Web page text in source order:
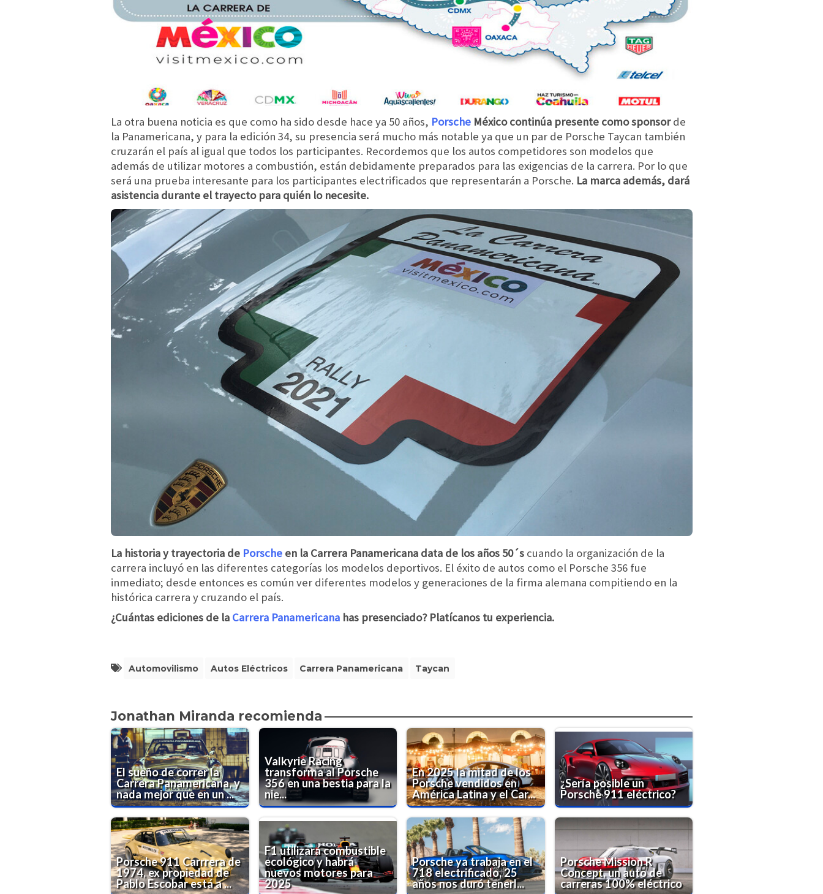
La otra buena noticia es que como ha sido desde hace ya 50 años, Porsche México continúa presente como sponsorde
la Panamericana, y para la edición 34, su presencia será mucho más notable ya que un par de Porsche Taycan también
cruzarán el país al igual que todos los participantes. Recordemos que los autos competidores son modelos que
además de utilizar motores a combustión, están debidamente preparados para las exigencias de la carrera. Por lo que
será una prueba interesante para los participantes electrificados que representarán a Porsche. La marca además, dará
asistencia durante el trayecto para quién lo necesite.
La historia y trayectoria de Porsche en la Carrera Panamericana data de los años 50´s cuando la organización de la
carrera incluyó en las diferentes categorías los modelos deportivos. El éxito de autos como el Porsche 356 fue
inmediato; desde entonces es común ver diferentes modelos y generaciones de la firma alemana compitiendo en la
histórica carrera y cruzando el país.
¿Cuántas ediciones de la Carrera Panamericana has presenciado? Platícanos tu experiencia.
Automovilismo Autos Eléctricos Carrera Panamericana Taycan
Jonathan Miranda recomienda
El sueño de correr la
Carrera Panamericana, y
nada mejor que en un ...
Valkyrie Racing
transforma al Porsche
356 en una bestia para la
nie...
En 2025 la mitad de los
Porsche vendidos en
América Latina y el Car...
¿Sería posible un
Porsche 911 eléctrico?
Porsche 911 Carrrera de
1974, ex propiedad de
Pablo Escobar está a ...
F1 utilizará combustible
ecológico y habrá
nuevos motores para
2025
Porsche ya trabaja en el
718 electrificado, 25
años nos duró tenerl...
Porsche Mission R
Concept, un auto de
carreras 100% eléctrico